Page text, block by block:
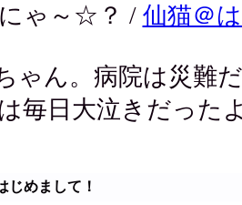
ゃ～☆？ / 仙猫＠
ゃん。病院は災難
毎日大泣きだった
じめまして！